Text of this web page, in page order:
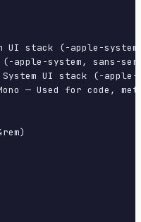
UI stack (-apple-
apple-system, sans-
UI stack (-
— Used for code,